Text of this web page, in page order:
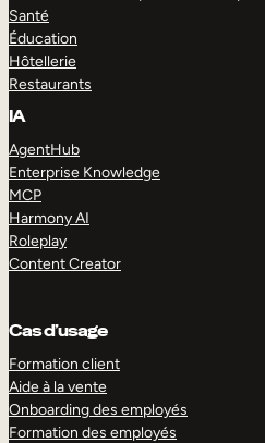
Santé
Éducation
Hôtellerie
Restaurants
IA
AgentHub
Enterprise Knowledge
MCP
Harmony AI
Roleplay
Content Creator
Cas d’usage
Formation client
Aide à la vente
Onboarding des employés
Formation des employés